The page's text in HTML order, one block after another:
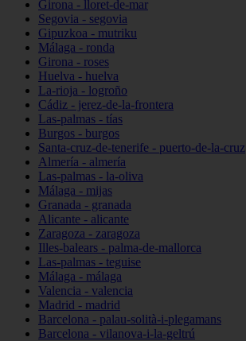
Girona - lloret-de-mar
Segovia - segovia
Gipuzkoa - mutriku
Málaga - ronda
Girona - roses
Huelva - huelva
La-rioja - logroño
Cádiz - jerez-de-la-frontera
Las-palmas - tías
Burgos - burgos
Santa-cruz-de-tenerife - puerto-de-la-cruz
Almería - almería
Las-palmas - la-oliva
Málaga - mijas
Granada - granada
Alicante - alicante
Zaragoza - zaragoza
Illes-balears - palma-de-mallorca
Las-palmas - teguise
Málaga - málaga
Valencia - valencia
Madrid - madrid
Barcelona - palau-solità-i-plegamans
Barcelona - vilanova-i-la-geltrú